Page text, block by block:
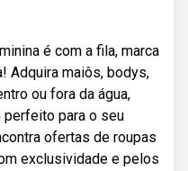
é com a fila, marca
Adquira maiôs, bodys,
ou fora da água,
perfeito para o seu
ofertas de roupas
exclusividade e pelos